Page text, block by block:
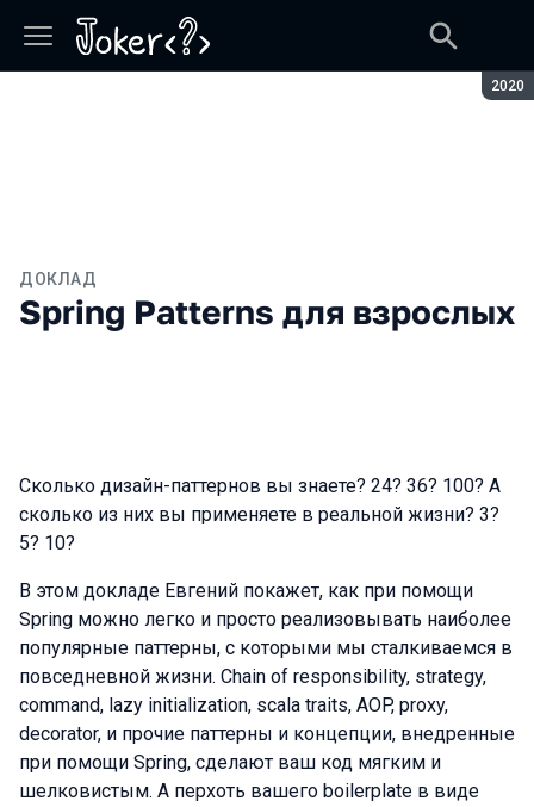
2020
ДОКЛАД
Spring Patterns для взрослых
Сколько дизайн-паттернов вы знаете? 24? 36? 100? А
сколько из них вы применяете в реальной жизни? 3?
5? 10?
В этом докладе Евгений покажет, как при помощи
Spring можно легко и просто реализовывать наиболее
популярные паттерны, с которыми мы сталкиваемся в
повседневной жизни. Chain of responsibility, strategy,
command, lazy initialization, scala traits, AOP, proxy,
decorator, и прочие паттерны и концепции, внедренные
при помощи Spring, сделают ваш код мягким и
шелковистым. А перхоть вашего boilerplate в виде